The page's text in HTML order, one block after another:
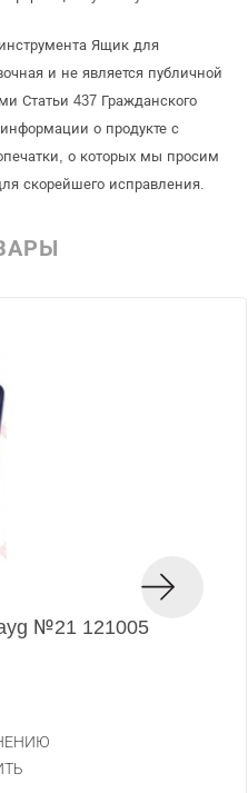
Ящик для
и не является публичной
Статьи 437 Гражданского
о продукте с
о которых мы просим
скорейшего исправления.
№21 121005